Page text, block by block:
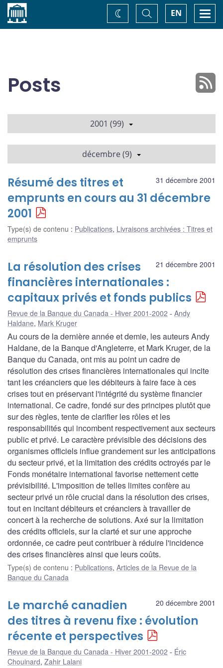
Accueil EN
Basculer
la
recherche
Changez
de
Posts
2001 (99)
décembre (9)
31 décembre 2001
Résumé des titres et
emprunts en cours au 31 décembre
2001
Type(s) de contenu : Publications, Livraisons archivées : Titres et
emprunts
21 décembre 2001
La résolution des crises
financières internationales :
capitaux privés et fonds publics
Revue de la Banque du Canada - Hiver 2001-2002
Andy
Haldane, Mark Kruger
Au cours de la dernière année et demie, les auteurs Andy
Haldane, de la Banque d'Angleterre, et Mark Kruger, de la
Banque du Canada, ont mis au point un cadre de
résolution des crises financières internationales qui incite
tant les créanciers que les débiteurs à faire face à ces
crises tout en préservant l'intégrité du système financier
international. Ce cadre, fondé sur des principes plutôt que
sur des règles, tente de clarifier les rôles et les
responsabilités qui incombent respectivement aux secteurs
public et privé. Le caractère prévisible des décisions des
organismes officiels influe grandement sur les anticipations
du secteur privé, et la limitation des crédits octroyés par le
Fonds monétaire international favorise nettement cette
prévisibilité. L'imposition de telles limites confère au
secteur privé un rôle crucial dans la résolution des crises,
tout en incitant débiteurs et créanciers à travailler de
concert à la recherche de solutions. Axé sur la limitation
des crédits officiels, sur la clarté et sur une approche
ordonnée, ce cadre peut contribuer à réduire l'incidence
des crises financières ainsi que leurs coûts.
Type(s) de contenu : Publications, Articles de la Revue de la
Banque du Canada
20 décembre 2001
Le marché canadien
des titres à revenu fixe : évolution
récente et perspectives
Revue de la Banque du Canada - Hiver 2001-2002
Éric
Chouinard, Zahir Lalani